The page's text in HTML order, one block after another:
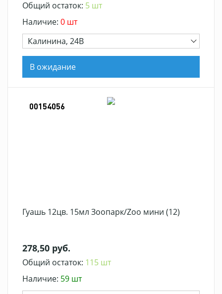
Общий остаток: 5 шт
Наличие: 0 шт
Калинина, 24В
В ожидание
00154056
Гуашь 12цв. 15мл Зоопарк/Zoo мини (12)
278,50 руб.
Общий остаток: 115 шт
Наличие: 59 шт